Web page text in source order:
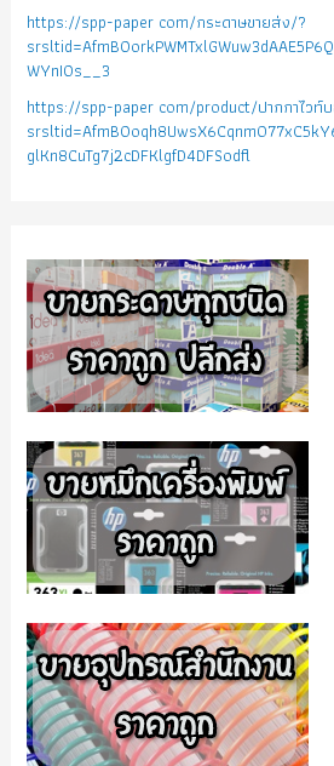
https://spp-paper com/กระดาษขายส่ง/?
WYnIOs__3
https://spp-paper com/product/ปากกาไว
glKn8CuTg7j2cDFKlgfD4DFSodfl